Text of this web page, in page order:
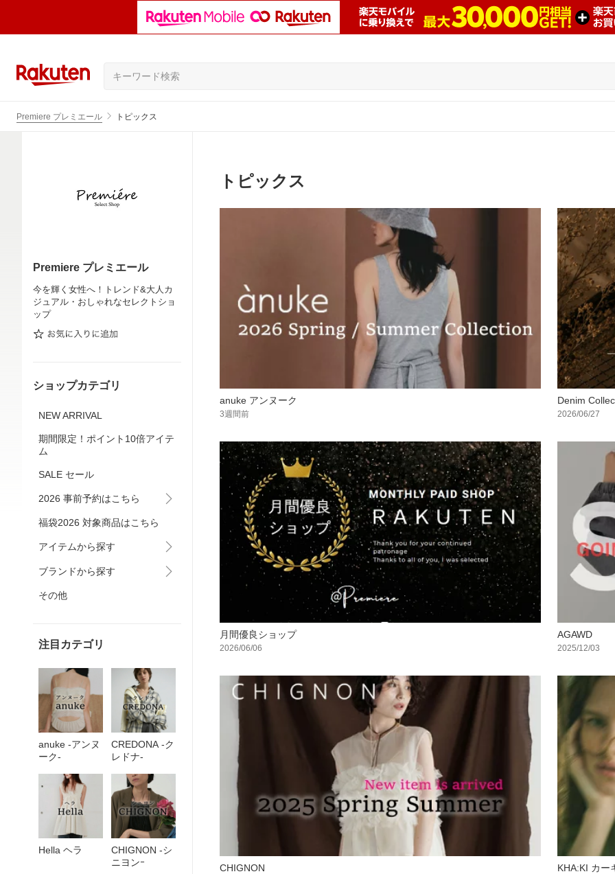
Premiere プレミエール トピックス
Premiere プレミエール
今を輝く女性へ！トレンド&大人カ
ジュアル・おしゃれなセレクトショ
ップ
ショップカテゴリ
NEW ARRIVAL
期間限定！ポイント10倍アイテ
ム
SALE セール
2026 事前予約はこちら
福袋2026 対象商品はこちら
アイテムから探す
ブランドから探す
その他
注目カテゴリ
anuke -アンヌ
ーク-
CREDONA -ク
レドナ-
Hella ヘラ
CHIGNON -シ
ニヨンｰ
トピックス
anuke アンヌーク
3週間前
Denim
2026/06/27
月間優良ショップ
2026/06/06
AGAWD
2025/12/03
CHIGNON KHA:KI カー